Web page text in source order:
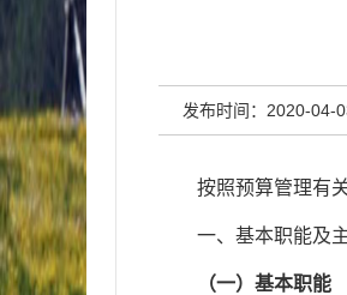
发布时间：2020-04-
按照预算管理有
一、基本职能及
（一）基本职能